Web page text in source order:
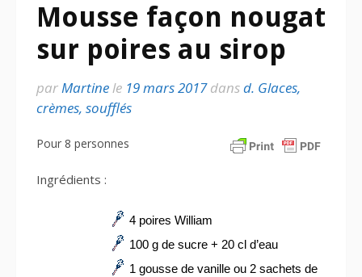
Mousse façon nougat
sur poires au sirop
parMartinele 19 mars 2017dansd. Glaces,
crèmes, soufflés
Pour 8 personnes
Ingrédients :
4 poires William
100 g de sucre + 20 cl d’eau
1 gousse de vanille ou 2 sachets de